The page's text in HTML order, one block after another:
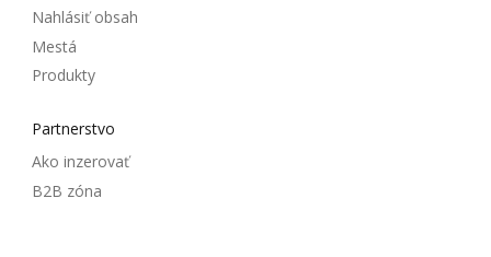
Nahlásiť obsah
Mestá
Produkty
Partnerstvo
Ako inzerovať
B2B zóna